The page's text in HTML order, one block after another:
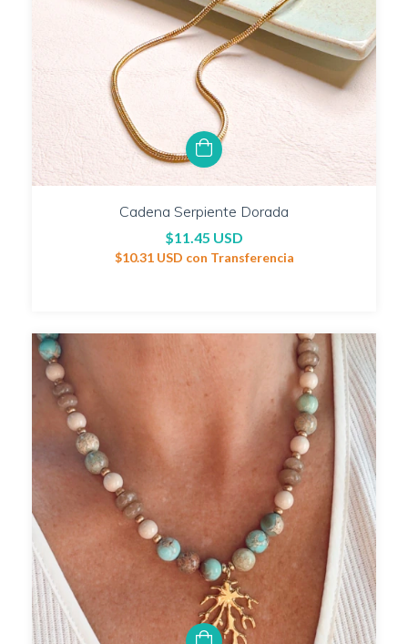
Cadena Serpiente Dorada
$11.45 USD
$10.31 USD con Transferencia